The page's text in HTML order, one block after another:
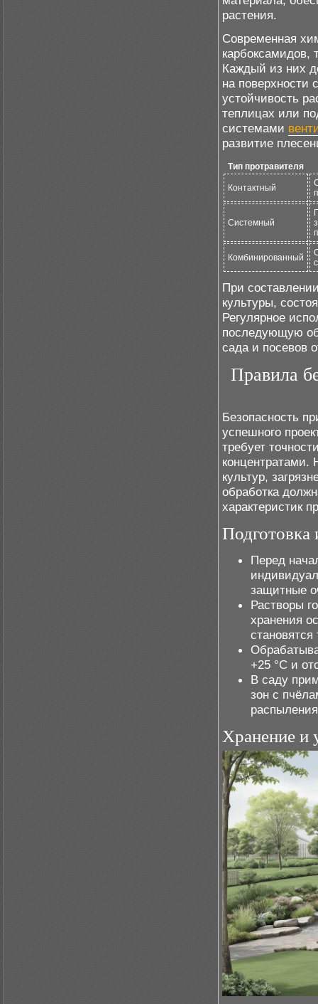
растения.
Современная
карбоксамидов,
Каждый из них
на поверхности
устойчивость
теплицах или
системами
развитие
Тип протравителя
Контактный
Системный
Комбинированный
При
культуры,
Регулярное
последующую
сада и посевов
Правила
Безопасность
успешного
требует
концентратами.
культур,
обработка
характеристик
Подготовка
Перед
защитные
Растворы
хранения
+25 °C и
В саду
зон с
Хранение и